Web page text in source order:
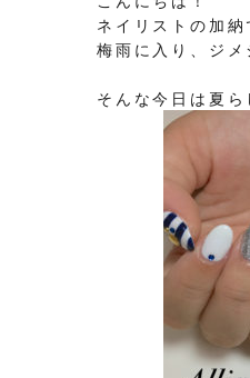
ネイリストの加納
梅雨に入り、ジ
そんな今日は夏